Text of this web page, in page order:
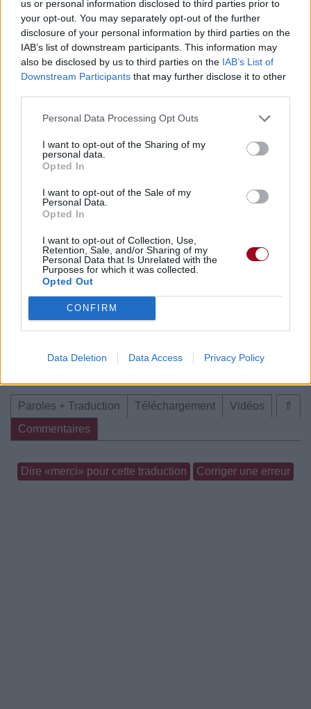
us or personal information disclosed to third parties prior to
your opt-out. You may separately opt-out of the further
disclosure of your personal information by third parties on the
IAB’s list of downstream participants. This information may
also be disclosed by us to third parties on the IAB’s List of
Downstream Participants that may further disclose it to other
Personal Data Processing Opt Outs
I want to opt-out of the Sharing of my
personal data.
Opted In
I want to opt-out of the Sale of my
Personal Data.
Opted In
I want to opt-out of Collection, Use,
Retention, Sale, and/or Sharing of my
Personal Data that Is Unrelated with the
Purposes for which it was collected.
Opted Out
CONFIRM
Data Deletion Data Access Privacy Policy
Télécharger légalement les MP3 sur
Télécharger légalement les MP3 ou trouver le CD sur
Trouver des vinyles et des CD sur
Trouver un instrument de musique ou une partition au
Paroles + Traduction Téléchargement
Vidéos
Commentaires
Voir la vidéo de «Daydreaming»
Chanson sans vidéo
⇑
Paroles + Traduction Téléchargement
Vidéos
Commentaires
Dire «merci» pour cette traduction Corriger une erreur